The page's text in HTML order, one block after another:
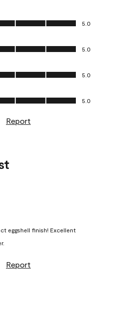
of 5
5.0
5
5.0
5
5.0
of 5
5.0
Report
eggshell finish! Excellent
Report